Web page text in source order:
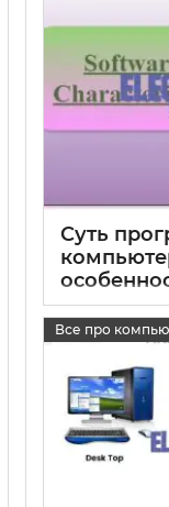
Суть
Все про